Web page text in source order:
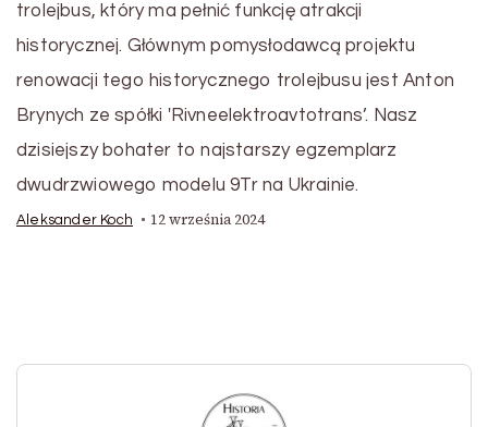
trolejbus, który ma pełnić funkcję atrakcji
historycznej. Głównym pomysłodawcą projektu
renowacji tego historycznego trolejbusu jest Anton
Brynych ze spółki 'Rivneelektroavtotrans’. Nasz
dzisiejszy bohater to najstarszy egzemplarz
dwudrzwiowego modelu 9Tr na Ukrainie.
Aleksander Koch 12 września 2024